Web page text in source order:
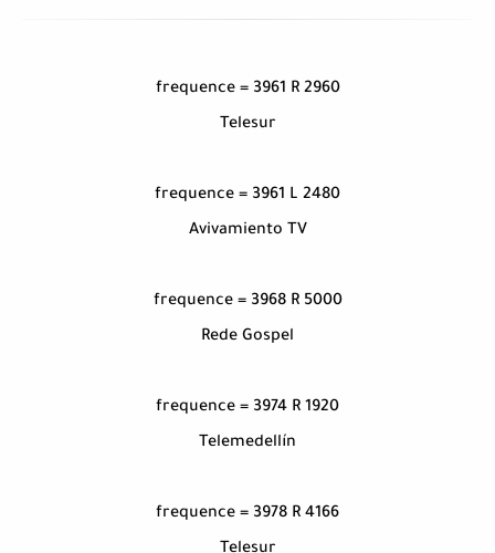
frequence = 3961 R 2960
Telesur
frequence = 3961 L 2480
Avivamiento TV
frequence = 3968 R 5000
Rede Gospel
frequence = 3974 R 1920
Telemedellín
frequence = 3978 R 4166